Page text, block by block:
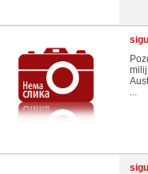
...